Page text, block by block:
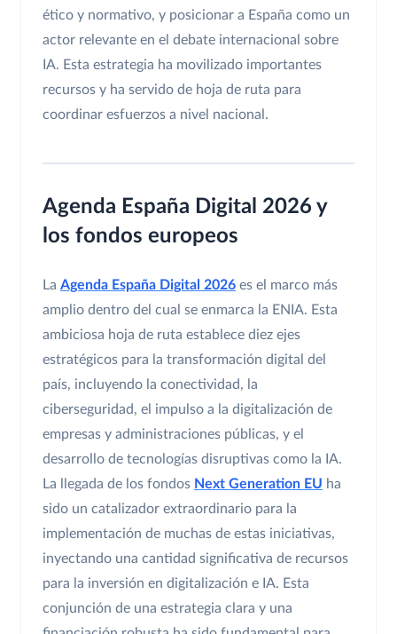
ético y normativo, y posicionar a España como un
actor relevante en el debate internacional sobre
IA. Esta estrategia ha movilizado importantes
recursos y ha servido de hoja de ruta para
coordinar esfuerzos a nivel nacional.
Agenda España Digital 2026 y
los fondos europeos
La Agenda España Digital 2026 es el marco más
amplio dentro del cual se enmarca la ENIA. Esta
ambiciosa hoja de ruta establece diez ejes
estratégicos para la transformación digital del
país, incluyendo la conectividad, la
ciberseguridad, el impulso a la digitalización de
empresas y administraciones públicas, y el
desarrollo de tecnologías disruptivas como la IA.
La llegada de los fondos Next Generation EU ha
sido un catalizador extraordinario para la
implementación de muchas de estas iniciativas,
inyectando una cantidad significativa de recursos
para la inversión en digitalización e IA. Esta
conjunción de una estrategia clara y una